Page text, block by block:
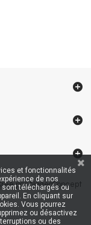
par NageoConcept
et fonctionnalités
de nos
téléchargés ou
En cliquant sur
Vous pourrez
ou désactivez
ou des